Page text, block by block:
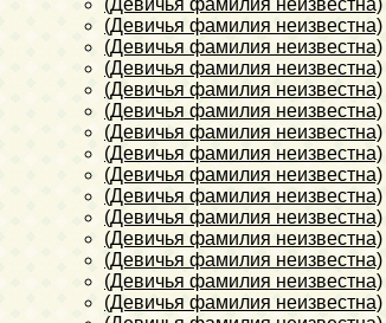
(Девичья фамилия неизвестна)
(Девичья фамилия неизвестна)
(Девичья фамилия неизвестна)
(Девичья фамилия неизвестна)
(Девичья фамилия неизвестна)
(Девичья фамилия неизвестна)
(Девичья фамилия неизвестна)
(Девичья фамилия неизвестна)
(Девичья фамилия неизвестна)
(Девичья фамилия неизвестна)
(Девичья фамилия неизвестна)
(Девичья фамилия неизвестна)
(Девичья фамилия неизвестна)
(Девичья фамилия неизвестна)